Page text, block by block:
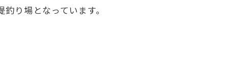
り場となっています。